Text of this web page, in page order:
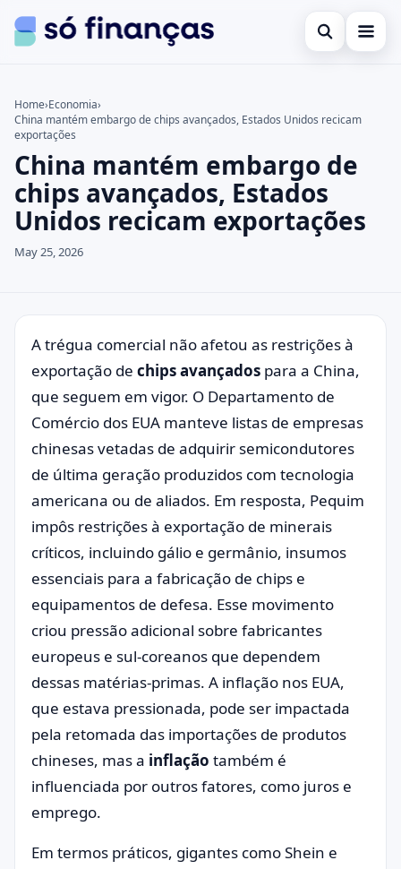
Open search
Empréstimos
Investimentos
Search the site
Search for:
Press Enter to search or ESC to close.
Home›Economia›
China mantém embargo de chips avançados, Estados Unidos recicam
exportações
China mantém embargo de
chips avançados, Estados
Unidos recicam exportações
May 25, 2026
A trégua comercial não afetou as restrições à
exportação de chips avançados para a China,
que seguem em vigor. O Departamento de
Comércio dos EUA manteve listas de empresas
chinesas vetadas de adquirir semicondutores
de última geração produzidos com tecnologia
americana ou de aliados. Em resposta, Pequim
impôs restrições à exportação de minerais
críticos, incluindo gálio e germânio, insumos
essenciais para a fabricação de chips e
equipamentos de defesa. Esse movimento
criou pressão adicional sobre fabricantes
europeus e sul-coreanos que dependem
dessas matérias-primas. A inflação nos EUA,
que estava pressionada, pode ser impactada
pela retomada das importações de produtos
chineses, mas a inflação também é
influenciada por outros fatores, como juros e
emprego.
Em termos práticos, gigantes como Shein e